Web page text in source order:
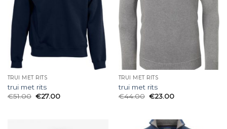
TRUI MET RITS
trui met rits
€51.00 €27.00
TRUI MET RITS
trui met rits
€44.00 €23.00